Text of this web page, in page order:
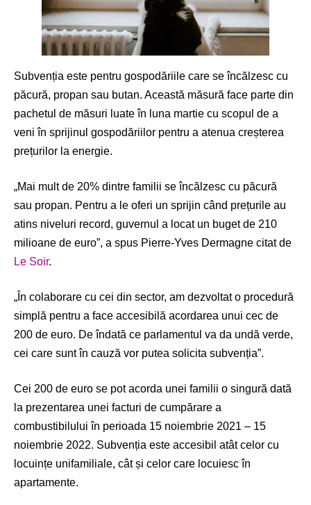
Subvenția este pentru gospodăriile care se încălzesc cu
păcură, propan sau butan. Această măsură face parte din
pachetul de măsuri luate în luna martie cu scopul de a
veni în sprijinul gospodăriilor pentru a atenua creșterea
prețurilor la energie.
„Mai mult de 20% dintre familii se încălzesc cu păcură
sau propan. Pentru a le oferi un sprijin când prețurile au
atins niveluri record, guvernul a locat un buget de 210
milioane de euro”, a spus Pierre-Yves Dermagne citat de
Le Soir.
„În colaborare cu cei din sector, am dezvoltat o procedură
simplă pentru a face accesibilă acordarea unui cec de
200 de euro. De îndată ce parlamentul va da undă verde,
cei care sunt în cauză vor putea solicita subvenția”.
Cei 200 de euro se pot acorda unei familii o singură dată
la prezentarea unei facturi de cumpărare a
combustibilului în perioada 15 noiembrie 2021 – 15
noiembrie 2022. Subvenția este accesibil atât celor cu
locuințe unifamiliale, cât și celor care locuiesc în
apartamente.